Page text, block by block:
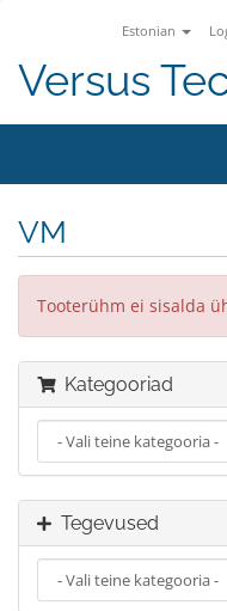
Estonian
Versus
VM
Tooterühm ei sisalda
Kategooriad
Tegevused